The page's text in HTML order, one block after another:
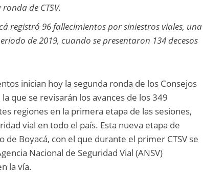
de CTSV.
registró 96 fallecimientos por siniestros viales, una
de 2019, cuando se presentaron 134 decesos
inician hoy la segunda ronda de los Consejos
que se revisarán los avances de los 349
regiones en la primera etapa de las sesiones,
vial en todo el país. Esta nueva etapa de
Boyacá, con el que durante el primer CTSV se
Nacional de Seguridad Vial (ANSV)
la vía.